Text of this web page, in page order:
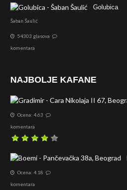
Golubica
Šaban Šaulić
54303 glasova
komentara
NAJBOLJE KAFANE
Ocena: 4.63
komentara
Ocena: 4.18
komentara